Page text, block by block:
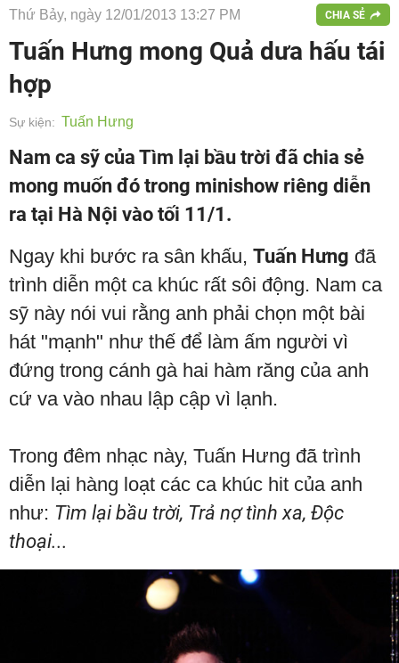
Thứ Bảy, ngày 12/01/2013 13:27 PM CHIA SẺ
Tuấn Hưng mong Quả dưa hấu tái
hợp
Sự kiện: Tuấn Hưng
Nam ca sỹ của Tìm lại bầu trời đã chia sẻ
mong muốn đó trong minishow riêng diễn
ra tại Hà Nội vào tối 11/1.
Ngay khi bước ra sân khấu, Tuấn Hưng đã
trình diễn một ca khúc rất sôi động. Nam ca
sỹ này nói vui rằng anh phải chọn một bài
hát "mạnh" như thế để làm ấm người vì
đứng trong cánh gà hai hàm răng của anh
cứ va vào nhau lập cập vì lạnh.
Trong đêm nhạc này, Tuấn Hưng đã trình
diễn lại hàng loạt các ca khúc hit của anh
như: Tìm lại bầu trời, Trả nợ tình xa, Độc
thoại...